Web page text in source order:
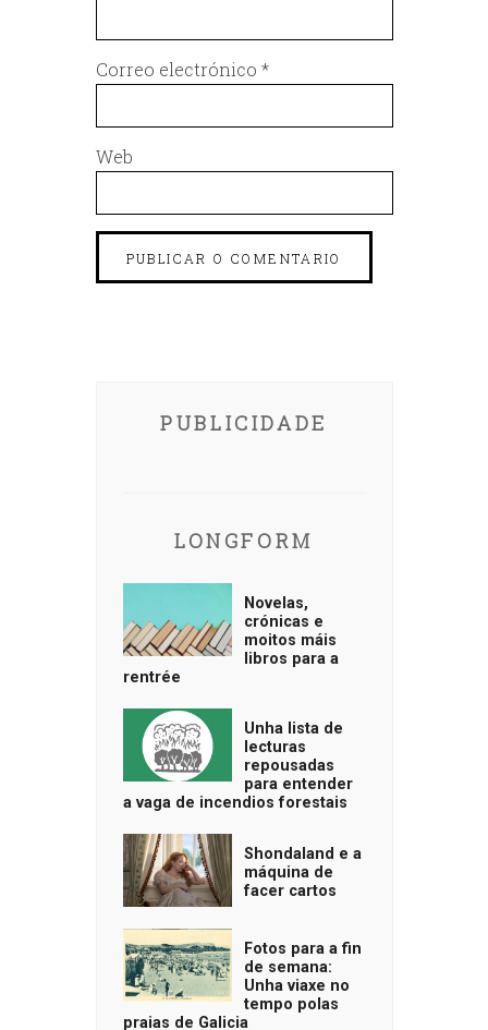
Correo electrónico *
Web
PUBLICIDADE
LONGFORM
Novelas,
crónicas e
moitos máis
libros para a
rentrée
Unha lista de
lecturas
repousadas
para entender
a vaga de incendios forestais
Shondaland e a
máquina de
facer cartos
Fotos para a fin
de semana:
Unha viaxe no
tempo polas
praias de Galicia